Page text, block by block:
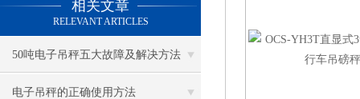
相关文章
RELEVANT ARTICLES
50吨电子吊秤五大故障及解决方法
电子吊秤的正确使用方法